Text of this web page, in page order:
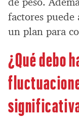
factores
un plan para
¿Qué debo